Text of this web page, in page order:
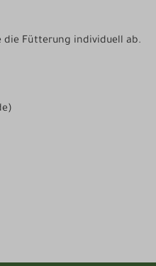
die Fütterung individuell ab.